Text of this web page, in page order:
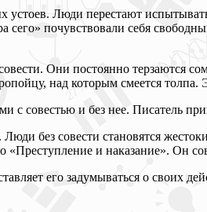
Люди перестают
почувствовали себя
Они постоянно терзаются
над которым смеется толпа.
совестью и без нее. Писатель
без совести становятся
«Преступление и наказание». Он
его задумываться о своих